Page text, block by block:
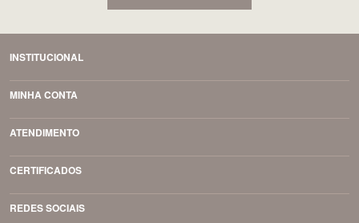
INSTITUCIONAL
MINHA CONTA
ATENDIMENTO
CERTIFICADOS
REDES SOCIAIS